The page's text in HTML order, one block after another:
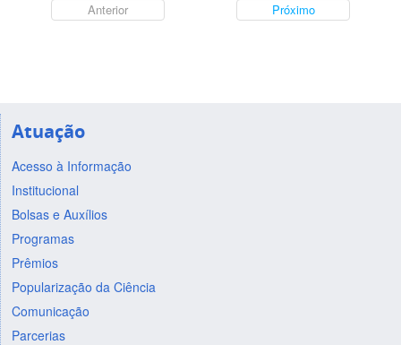
Anterior Próximo
Atuação
Acesso à Informação
Institucional
Bolsas e Auxílios
Programas
Prêmios
Popularização da Ciência
Comunicação
Parcerias